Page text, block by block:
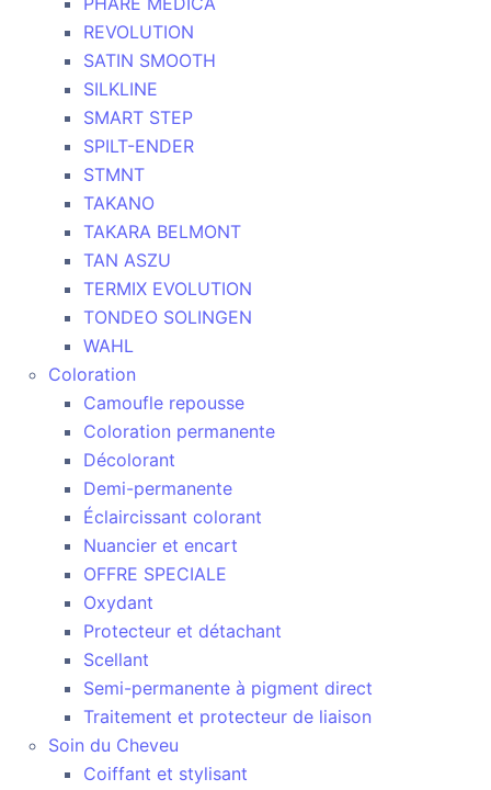
REVOLUTION
SATIN SMOOTH
SILKLINE
SMART STEP
SPILT-ENDER
STMNT
TAKANO
TAKARA BELMONT
TAN ASZU
TERMIX EVOLUTION
TONDEO SOLINGEN
WAHL
Coloration
Camoufle repousse
Coloration permanente
Décolorant
Demi-permanente
Éclaircissant colorant
Nuancier et encart
OFFRE SPECIALE
Oxydant
Protecteur et détachant
Scellant
Semi-permanente à pigment direct
Traitement et protecteur de liaison
Soin du Cheveu
Coiffant et stylisant